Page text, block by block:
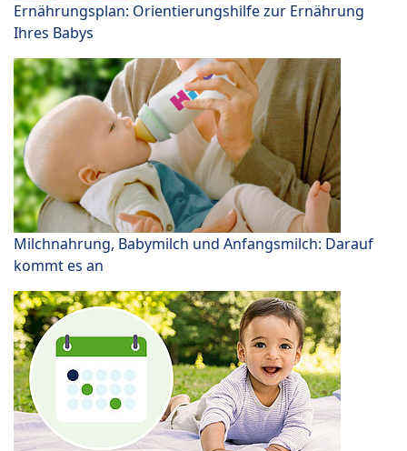
Ernährungsplan: Orientierungshilfe zur Ernährung
Ihres Babys
Milchnahrung, Babymilch und Anfangsmilch: Darauf
kommt es an